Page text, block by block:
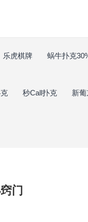
乐虎棋牌 蜗牛扑克
秒Call扑克 新
门